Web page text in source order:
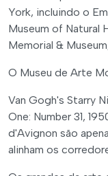
York, incluindo o
Museum of Natural
Memorial &
O Museu de Arte
Van Gogh's Starry
One: Number 31,
d'Avignon são
alinham os